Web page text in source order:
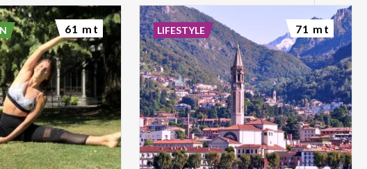
61 mt LIFESTYLE 71 mt